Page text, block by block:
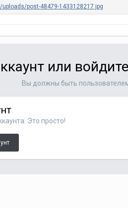
или
Вы должны быть
Это просто!